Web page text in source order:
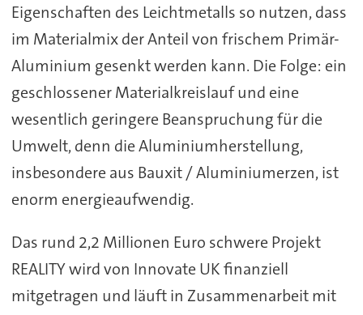
Eigenschaften des Leichtmetalls so nutzen, dass
im Materialmix der Anteil von frischem Primär-
Aluminium gesenkt werden kann. Die Folge: ein
geschlossener Materialkreislauf und eine
wesentlich geringere Beanspruchung für die
Umwelt, denn die Aluminiumherstellung,
insbesondere aus Bauxit / Aluminiumerzen, ist
enorm energieaufwendig.
Das rund 2,2 Millionen Euro schwere Projekt
REALITY wird von Innovate UK finanziell
mitgetragen und läuft in Zusammenarbeit mit